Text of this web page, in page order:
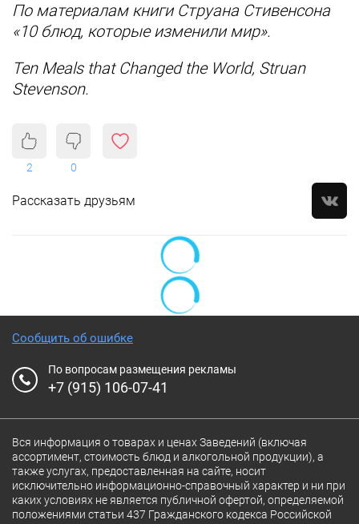
По материалам книги Струана Стивенсона
«10 блюд, которые изменили мир».
Ten Meals that Changed the World, Struan
Stevenson.
2 0
Рассказать друзьям
Сообщить об ошибке
По вопросам размещения рекламы
+7 (915) 106-07-41
Вся информация о товарах и ценах Заведений (включая
ассортимент, стоимость блюд и алкогольной продукции), а
также услугах, предоставленная на сайте, носит
исключительно информационно-справочный характер и ни при
каких условиях не является публичной офертой, определяемой
положениями статьи 437 Гражданского кодекса Российской